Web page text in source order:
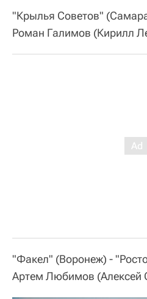
"Крылья Советов"
Роман Галимов (Кирилл
"Факел" (Воронеж) -
Артем Любимов (Алексей